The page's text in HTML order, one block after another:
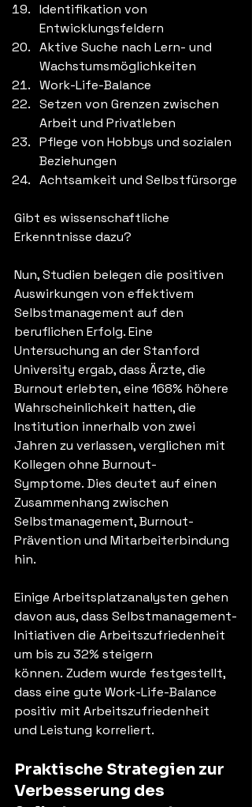
Identifikation von
Entwicklungsfeldern
Aktive Suche nach Lern- und
Wachstumsmöglichkeiten
Work-Life-Balance
Setzen von Grenzen zwischen
Arbeit und Privatleben
Pflege von Hobbys und sozialen
Beziehungen
Achtsamkeit und Selbstfürsorge
Gibt es wissenschaftliche
Erkenntnisse dazu?
Nun, Studien belegen die positiven
Auswirkungen von effektivem
Selbstmanagement auf den
beruflichen Erfolg. Eine
Untersuchung an der Stanford
University ergab, dass Ärzte, die
Burnout erlebten, eine 168% höhere
Wahrscheinlichkeit hatten, die
Institution innerhalb von zwei
Jahren zu verlassen, verglichen mit
Kollegen ohne Burnout-
Symptome. Dies deutet auf einen
Zusammenhang zwischen
Selbstmanagement, Burnout-
Prävention und Mitarbeiterbindung
hin.
Einige Arbeitsplatzanalysten gehen
davon aus, dass Selbstmanagement-
Initiativen die Arbeitszufriedenheit
um bis zu 32% steigern
können. Zudem wurde festgestellt,
dass eine gute Work-Life-Balance
positiv mit Arbeitszufriedenheit
und Leistung korreliert.
Praktische Strategien zur
Verbesserung des